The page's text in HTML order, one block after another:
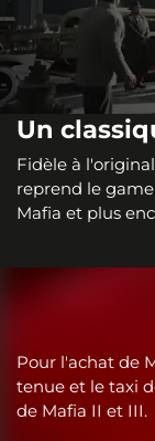
Un
Fidèle à
reprend le
Mafia et plus
Pour l'achat de
tenue et le taxi
de Mafia II et III.